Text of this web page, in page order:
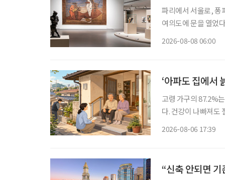
파리에서 서울로, 퐁
여의도에 문을 열었
2026-08-08 06:00
‘아파도 집에서
고령 가구의 87.2%
다. 건강이 나빠져도
2026-08-06 17:39
“신축 안되면